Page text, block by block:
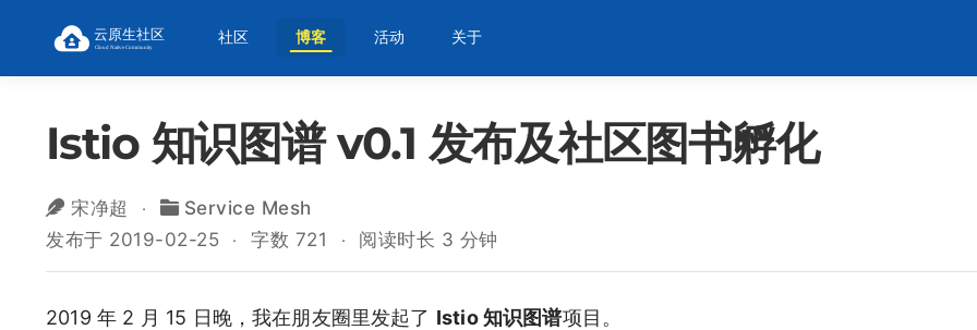
社区 博客 活动 关于
Istio 知识图谱 v0.1 发布及社区图书孵化
宋净超
Service Mesh
发布于 2019-02-25
字数 721 阅读时长 3 分钟
2019 年 2 月 15 日晚，我在朋友圈里发起了 Istio 知识图谱项目。